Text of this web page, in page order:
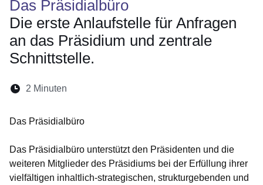
Das Präsidialbüro
Die erste Anlaufstelle für Anfragen
an das Präsidium und zentrale
Schnittstelle.
Lesedauer:
2 Minuten
Das Präsidialbüro
Das Präsidialbüro unterstützt den Präsidenten und die
weiteren Mitglieder des Präsidiums bei der Erfüllung ihrer
vielfältigen inhaltlich-strategischen, strukturgebenden und